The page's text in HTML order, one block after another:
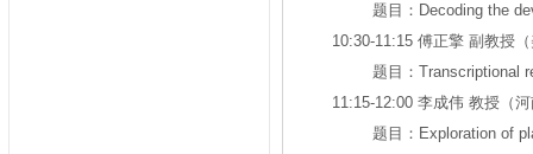
题目：Decoding the
10:30-11:15 傅正擎 副教授
题目：Transcriptional
11:15-12:00 李成伟 教授（
题目：Exploration of